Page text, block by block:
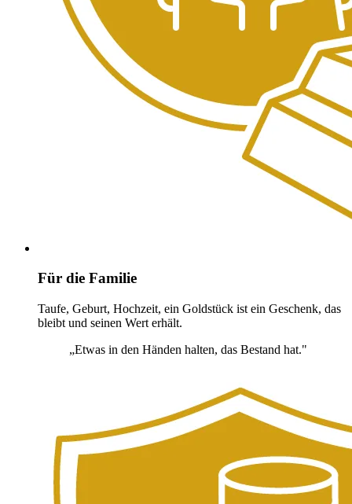
Für die Familie
Taufe, Geburt, Hochzeit, ein Goldstück ist ein Geschenk, das
bleibt und seinen Wert erhält.
„Etwas in den Händen halten, das Bestand hat."